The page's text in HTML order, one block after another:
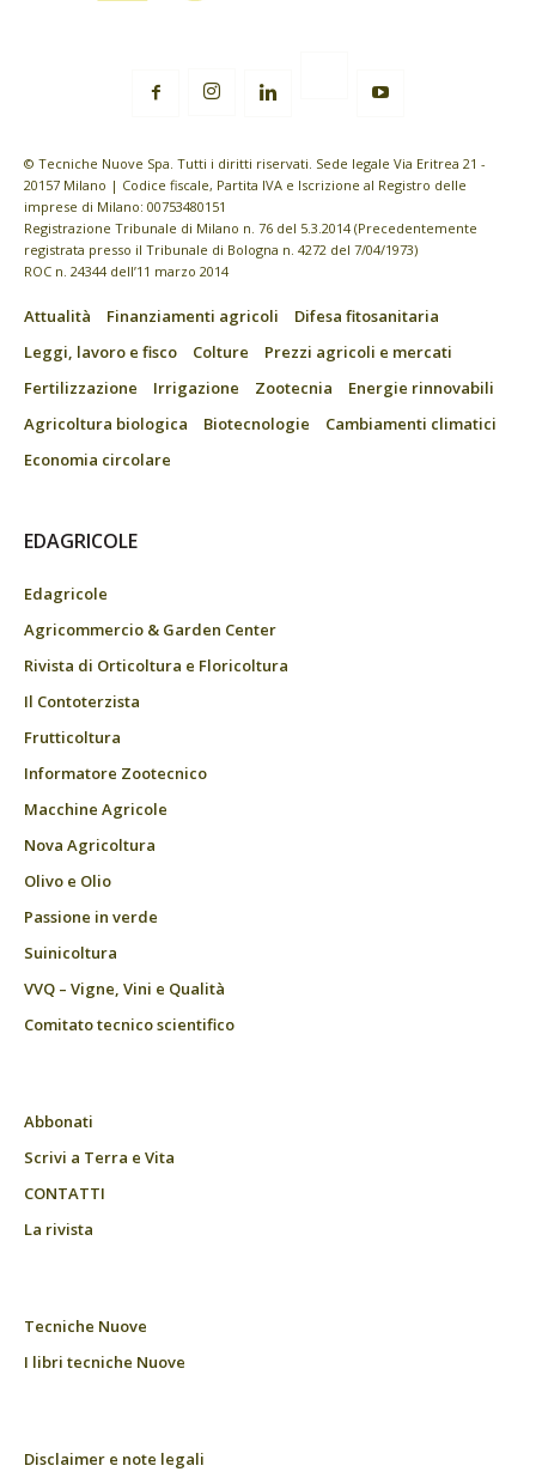
© Tecniche Nuove Spa. Tutti i diritti riservati. Sede legale Via Eritrea 21 -
20157 Milano | Codice fiscale, Partita IVA e Iscrizione al Registro delle
imprese di Milano: 00753480151
Registrazione Tribunale di Milano n. 76 del 5.3.2014 (Precedentemente
registrata presso il Tribunale di Bologna n. 4272 del 7/04/1973)
ROC n. 24344 dell’11 marzo 2014
Attualità Finanziamenti agricoli
Difesa fitosanitaria
Leggi, lavoro e fisco
Colture
Prezzi agricoli e mercati
Fertilizzazione
Irrigazione Zootecnia
Energie rinnovabili
Agricoltura biologica
Biotecnologie
Cambiamenti climatici
Economia circolare
EDAGRICOLE
Edagricole
Agricommercio & Garden Center
Rivista di Orticoltura e Floricoltura
Il Contoterzista
Frutticoltura
Informatore Zootecnico
Macchine Agricole
Nova Agricoltura
Olivo e Olio
Passione in verde
Suinicoltura
VVQ – Vigne, Vini e Qualità
Comitato tecnico scientifico
Abbonati
Scrivi a Terra e Vita
CONTATTI
La rivista
Tecniche Nuove
I libri tecniche Nuove
Disclaimer e note legali